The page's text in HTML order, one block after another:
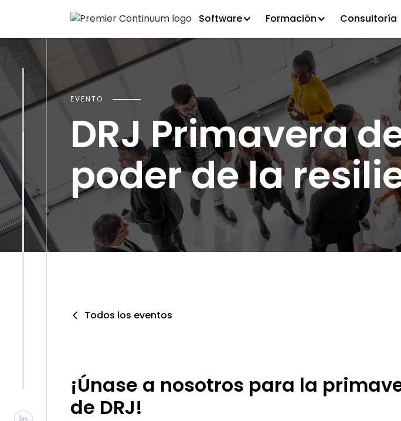
Software Formación Consultoría
EVENTO
DRJ Primavera
poder de la
Todos los eventos
¡Únase a nosotros para la
de DRJ!